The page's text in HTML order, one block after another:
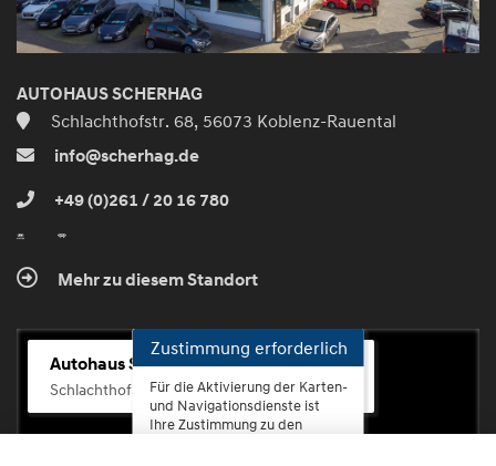
AUTOHAUS SCHERHAG
Schlachthofstr. 68, 56073 Koblenz-Rauental
info@scherhag.de
+49 (0)261 / 20 16 780
Mehr zu diesem Standort
Autohaus Scherhag
Schlachthofstr. 68, 56073 Koblenz-Rauental
Zustimmung erforderlich
Für die Aktivierung der Karten-
und Navigationsdienste ist
Ihre Zustimmung zu den